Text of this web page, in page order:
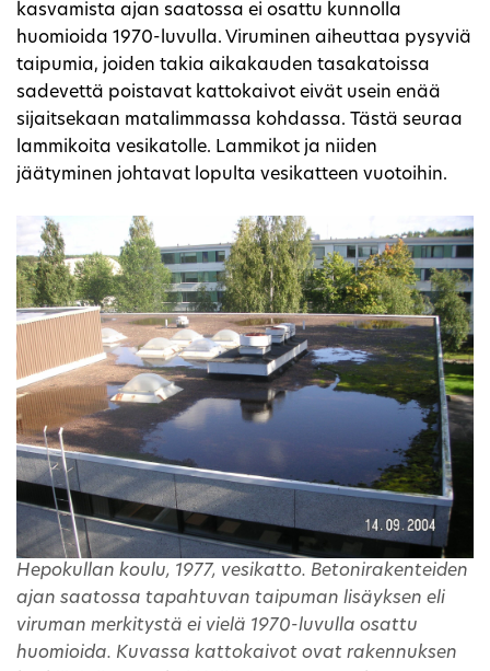
kasvamista ajan saatossa ei osattu kunnolla
huomioida 1970-luvulla. Viruminen aiheuttaa pysyviä
taipumia, joiden takia aikakauden tasakatoissa
sadevettä poistavat kattokaivot eivät usein enää
sijaitsekaan matalimmassa kohdassa. Tästä seuraa
lammikoita vesikatolle. Lammikot ja niiden
jäätyminen johtavat lopulta vesikatteen vuotoihin.
Hepokullan koulu, 1977, vesikatto. Betonirakenteiden
ajan saatossa tapahtuvan taipuman lisäyksen eli
viruman merkitystä ei vielä 1970-luvulla osattu
huomioida. Kuvassa kattokaivot ovat rakennuksen